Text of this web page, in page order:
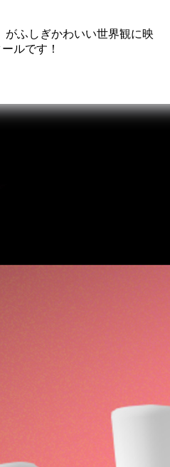
がふしぎかわいい世界観に映
ルです！